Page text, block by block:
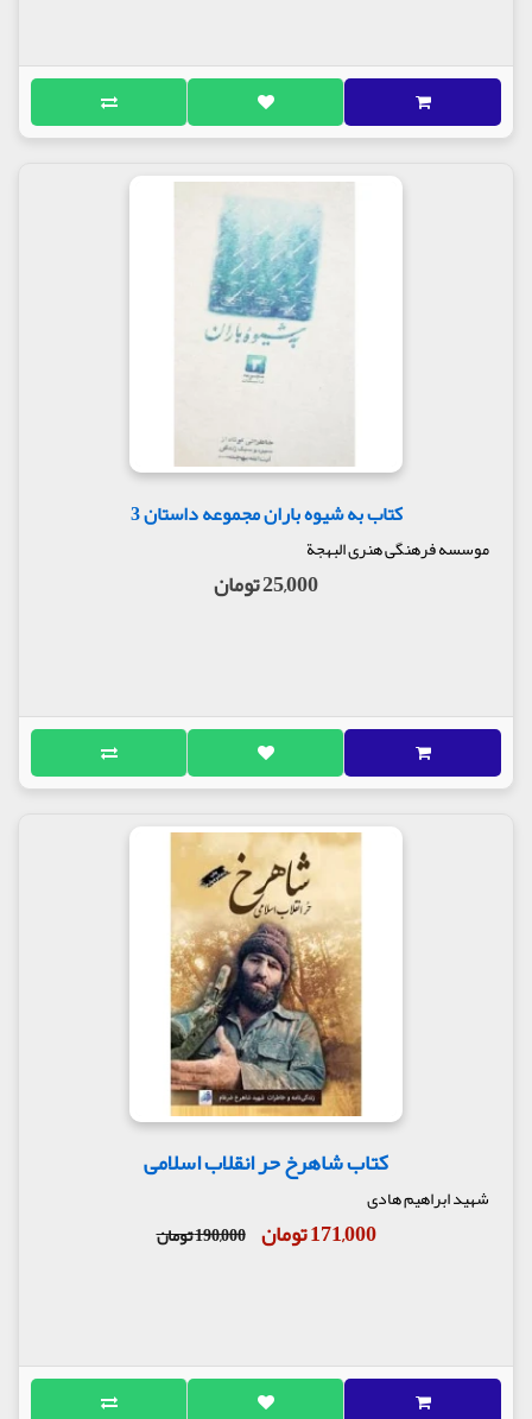
کتاب به شیوه باران مجموعه داستان 3
موسسه فرهنگی هنری البهجة
25,000 تومان
کتاب شاهرخ حر انقلاب اسلامی
شهید ابراهیم هادی
171,000 تومان 190,000 تومان